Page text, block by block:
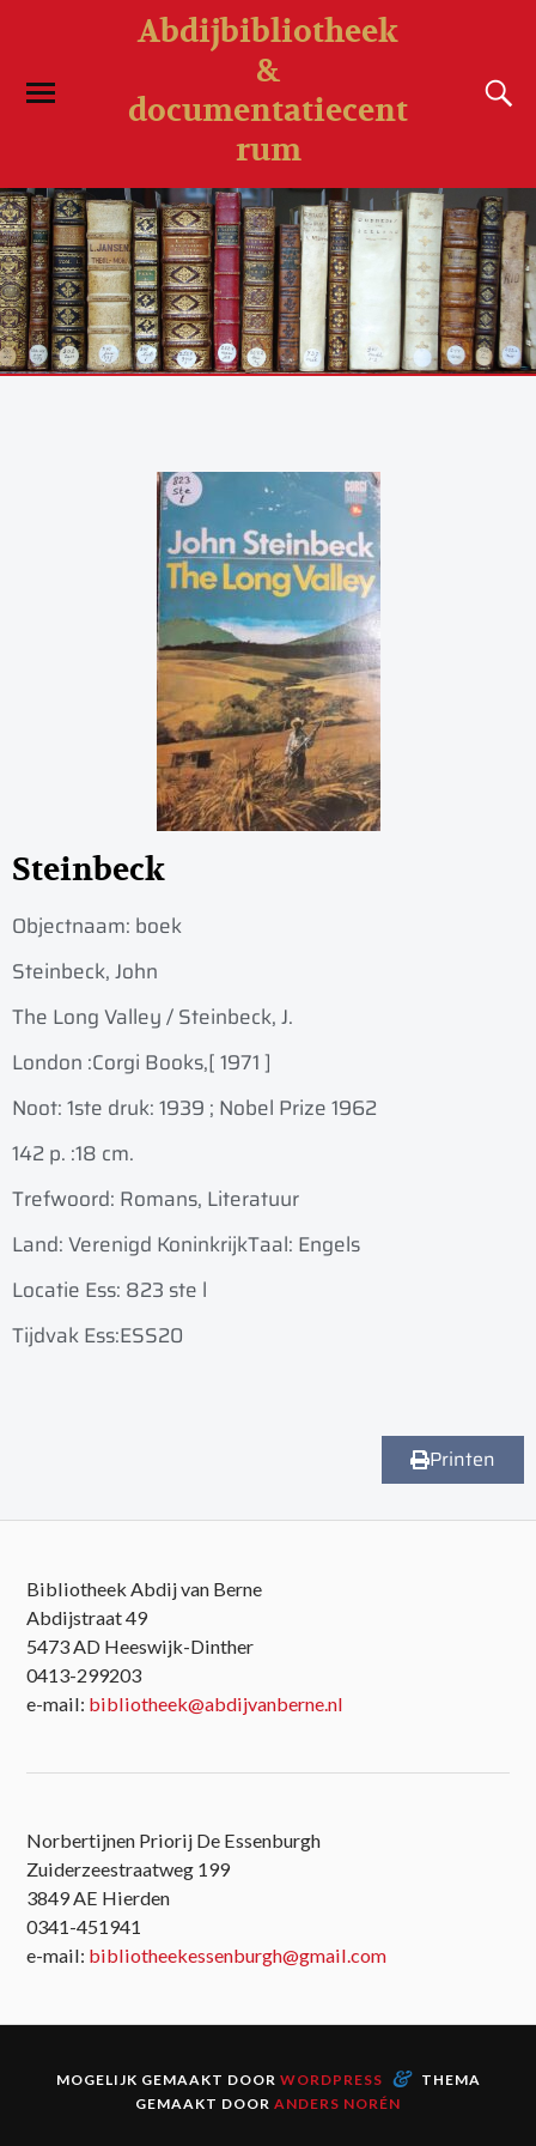
Abdijbibliotheek
&
documentatiecent
rum
Steinbeck
Objectnaam: boek
Steinbeck, John
The Long Valley / Steinbeck, J.
London :Corgi Books,[ 1971 ]
Noot: 1ste druk: 1939 ; Nobel Prize 1962
142 p. :18 cm.
Trefwoord: Romans, Literatuur
Land: Verenigd KoninkrijkTaal: Engels
Locatie Ess: 823 ste l
Tijdvak Ess:ESS20
Printen
Bibliotheek Abdij van Berne
Abdijstraat 49
5473 AD Heeswijk-Dinther
0413-299203
e-mail: bibliotheek@abdijvanberne.nl
Norbertijnen Priorij De Essenburgh
Zuiderzeestraatweg 199
3849 AE Hierden
0341-451941
e-mail: bibliotheekessenburgh@gmail.com
MOGELIJK GEMAAKT DOOR WORDPRESS &
THEMA
GEMAAKT DOOR ANDERS NORÉN